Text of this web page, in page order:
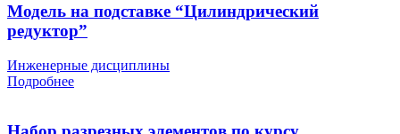
Модель на подставке “Цилиндрический
редуктор”
Инженерные дисциплины
Подробнее